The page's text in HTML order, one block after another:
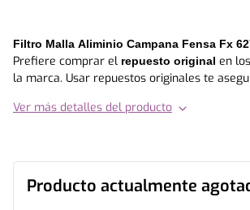
Filtro Malla Aliminio Campana Fensa Fx
Prefiere comprar el repuesto original en
la marca. Usar repuestos originales te
mismo, en otras palabras, prefiere siempre
Ver más detalles del producto
Producto actualmente